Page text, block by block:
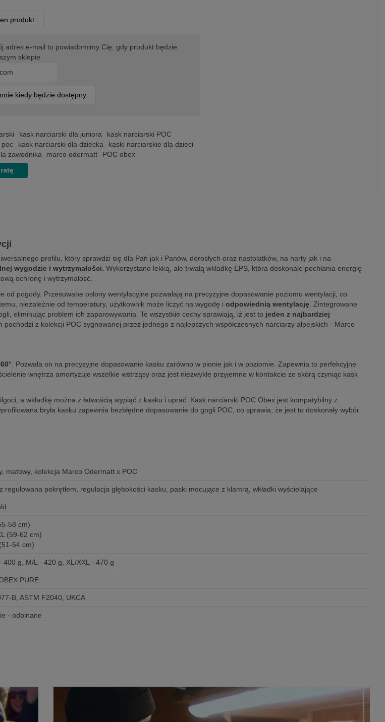
produkt
adres e-mail to powiadomimy Cię, gdy produkt będzie
sklepie
kiedy będzie dostępny
kask narciarski dla juniora
kask narciarski POC
poc kask narciarski dla dziecka
kaski narciarskie dla dzieci
zawodnika
marco odermatt POC obex
profilu, który sprawdzi się dla Pań jak i Panów, dorosłych oraz nastolatków, na narty jak i na
wygodzie i wytrzymałości. Wykorzystano lekką, ale trwałą wkładkę EPS, która doskonale pochłania energię
ochronę i wytrzymałość.
pogody. Przesuwane osłony wentylacyjne pozwalają na precyzyjne dopasowanie poziomu wentylacji, co
niezależnie od temperatury, użytkownik może liczyć na wygodę i odpowiednią wentylację . Zintegrowane
eliminując problem ich zaparowywania. Te wszystkie cechy sprawiają, iż jest to jeden z najbardziej
pochodzi z kolekcji POC sygnowanej przez jednego z najlepszych współczesnych narciarzy alpejskich - Marco
. Pozwala on na precyzyjne dopasowanie kasku zarówno w pionie jak i w poziomie. Zapewnia to perfekcyjne
wnętrza amortyzuje wszelkie wstrząsy oraz jest niezwykle przyjemne w kontakcie ze skórą czyniąc kask
a wkładkę można z łatwością wypiąć z kasku i uprać. Kask narciarski POC Obex jest kompatybilny z
bryła kasku zapewnia bezbłędne dopasowanie do gogli POC, co sprawia, że jest to doskonały wybór
matowy, kolekcja Marco Odermatt x POC
regulowana pokrętłem, regulacja głębokości kasku, paski mocujące z klamrą, wkładki wyścielające
58 cm)
(59-62 cm)
54 cm)
400 g, M/L - 420 g, XL/XXL - 470 g
PURE
B, ASTM F2040, UKCA
- odpinane